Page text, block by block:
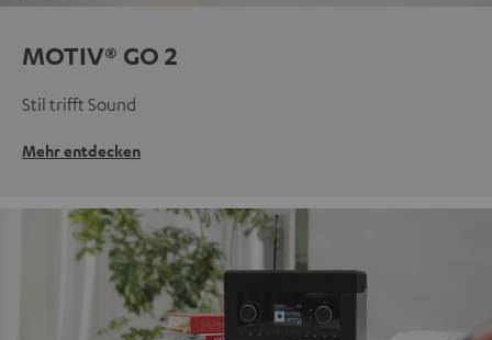
MOTIV® GO 2
Stil trifft Sound
Mehr entdecken